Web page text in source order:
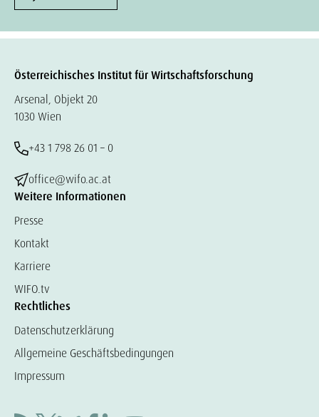
Österreichisches Institut für Wirtschaftsforschung
Arsenal, Objekt 20
1030 Wien
+43 1 798 26 01 – 0
office@wifo.ac.at
Weitere Informationen
Presse
Kontakt
Karriere
WIFO.tv
Rechtliches
Datenschutzerklärung
Allgemeine Geschäftsbedingungen
Impressum